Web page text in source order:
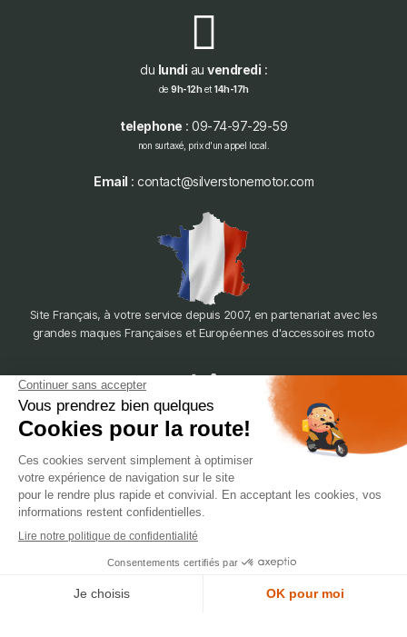
du lundi au vendredi :
de 9h-12het 14h-17h
telephone : 09-74-97-29-59
non surtaxé, prix d'un appel local.
Email : contact@silverstonemotor.com
Site Français, à votre service depuis 2007, en partenariat avec les
grandes maques Françaises et Européennes d'accessoires moto
388 Av. Charles de Gaulle, 69200 Vénissieux
© 2007-2025 Silverstone Motor